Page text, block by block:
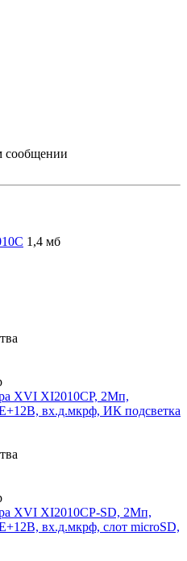
сообщении
1,4 мб
XVI XI2010CP, 2Мп,
вх.д.мкрф, ИК подсветка
XVI XI2010CP-SD, 2Мп,
вх.д.мкрф, слот microSD,